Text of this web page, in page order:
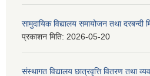
सामुदायिक विद्यालय समायोजन तथा दरबन्दी
प्रकाशन मिति: 2026-05-20
संस्थागत विद्यालय छात्रवृत्ति वितरण तथा